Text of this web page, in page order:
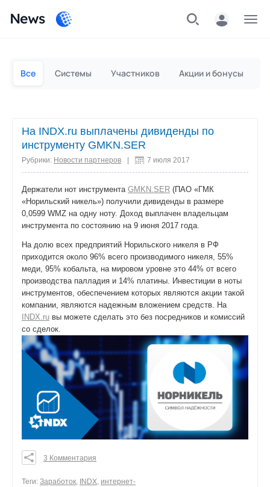
News
Все Системы Участников Акции и бонусы
На INDX.ru выплачены дивиденды по
инструменту GMKN.SER
Рубрики: Новости партнеров 7 июля 2017
Держатели нот инструмента GMKN.SER (ПАО «ГМК
«Норильский никель») получили дивиденды в размере
0,0599 WMZ на одну ноту. Доход выплачен владельцам
инструмента по состоянию на 9 июня 2017 года.
На долю всех предприятий Норильского никеля в РФ
приходится около 96% всего производимого никеля, 55%
меди, 95% кобальта, на мировом уровне это 44% от всего
производства палладия и 14% платины. Инвестиции в ноты
инструментов, обеспечением которых являются акции такой
компании, являются надежным вложением средств. На
INDX.ru вы можете сделать это без посредников и комиссий
со сделок.
0
3 Комментария
Теги: Заработок, INDX, интернет-